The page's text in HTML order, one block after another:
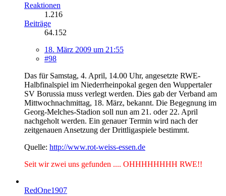
Reaktionen
1.216
Beiträge
64.152
18. März 2009 um 21:55
#98
Das für Samstag, 4. April, 14.00 Uhr, angesetzte RWE-
Halbfinalspiel im Niederrheinpokal gegen den Wuppertaler
SV Borussia muss verlegt werden. Dies gab der Verband am
Mittwochnachmittag, 18. März, bekannt. Die Begegnung im
Georg-Melches-Stadion soll nun am 21. oder 22. April
nachgeholt werden. Ein genauer Termin wird nach der
zeitgenauen Ansetzung der Drittligaspiele bestimmt.
Quelle: http://www.rot-weiss-essen.de
Seit wir zwei uns gefunden .... OHHHHHHHH RWE!!
RedOne1907